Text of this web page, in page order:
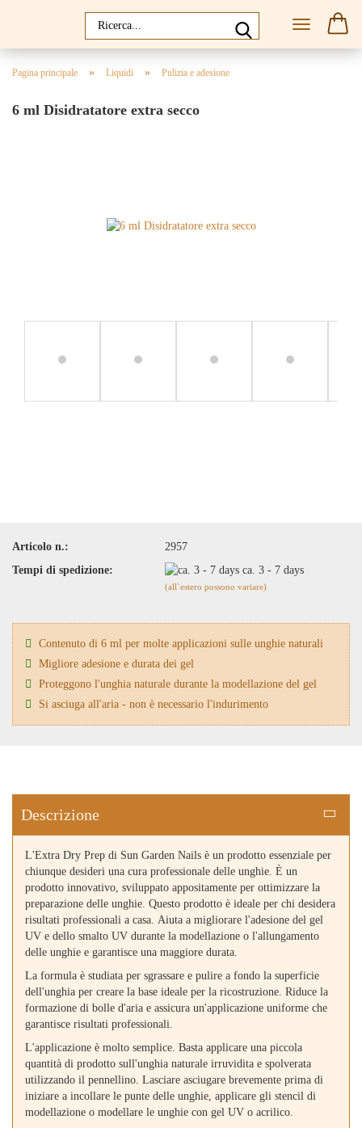
Pagina principale » Liquidi » Pulizia e adesione
6 ml Disidratatore extra secco
Articolo n.:
2957
Tempi di spedizione:
ca. 3 - 7 days
(all`estero possono variare)
Contenuto di 6 ml per molte applicazioni sulle unghie naturali
Migliore adesione e durata dei gel
Proteggono l'unghia naturale durante la modellazione del gel
Si asciuga all'aria - non è necessario l'indurimento
Descrizione
L'Extra Dry Prep di Sun Garden Nails è un prodotto essenziale per
chiunque desideri una cura professionale delle unghie. È un
prodotto innovativo, sviluppato appositamente per ottimizzare la
preparazione delle unghie. Questo prodotto è ideale per chi desidera
risultati professionali a casa. Aiuta a migliorare l'adesione del gel
UV e dello smalto UV durante la modellazione o l'allungamento
delle unghie e garantisce una maggiore durata.
La formula è studiata per sgrassare e pulire a fondo la superficie
dell'unghia per creare la base ideale per la ricostruzione. Riduce la
formazione di bolle d'aria e assicura un'applicazione uniforme che
garantisce risultati professionali.
L'applicazione è molto semplice. Basta applicare una piccola
quantità di prodotto sull'unghia naturale irruvidita e spolverata
utilizzando il pennellino. Lasciare asciugare brevemente prima di
iniziare a incollare le punte delle unghie, applicare gli stencil di
modellazione o modellare le unghie con gel UV o acrilico.